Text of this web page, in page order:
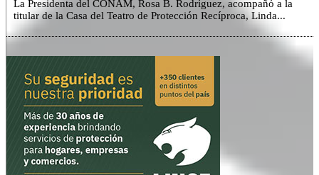
La Presidenta del CONAM, Rosa B. Rodríguez, acompañó a la
titular de la Casa del Teatro de Protección Recíproca, Linda...